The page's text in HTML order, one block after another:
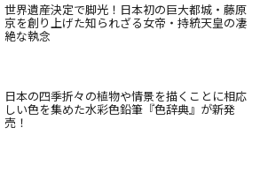
世界遺産決定で脚光！日本初の巨大都城・藤原
京を創り上げた知られざる女帝・持統天皇の凄
絶な執念
日本の四季折々の植物や情景を描くことに相応
しい色を集めた水彩色鉛筆『色辞典』が新発
売！